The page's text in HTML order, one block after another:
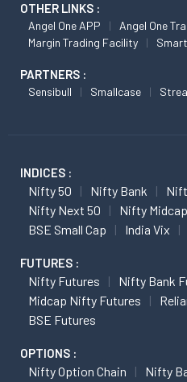
OTHER LINKS :
Angel One APP Angel One
Margin Trading Facility
PARTNERS :
Sensibull Smallcase
INDICES :
Nifty 50 Nifty Bank
Nifty Next 50
Nifty
BSE Small Cap
India Vix
FUTURES :
Nifty Futures
Nifty Bank
Midcap Nifty Futures
BSE Futures
OPTIONS :
Nifty Option Chain
Nifty